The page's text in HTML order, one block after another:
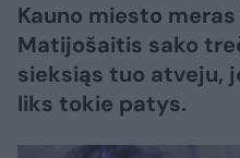
Kauno miesto
Matijošaitis sako
sieksiąs tuo atveju,
liks tokie patys.